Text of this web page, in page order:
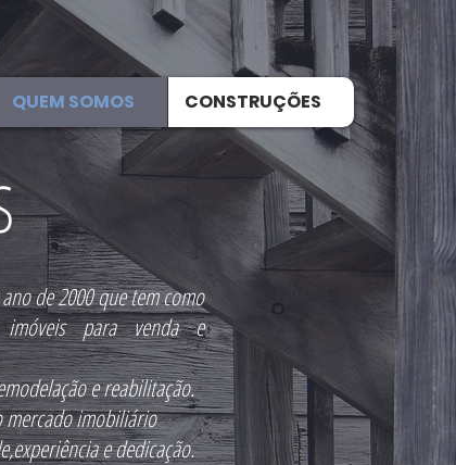
QUEM SOMOS CONSTRUÇÕES
de 2000 que tem como
para venda e
e reabilitação.
mercado imobiliário
e dedicação.